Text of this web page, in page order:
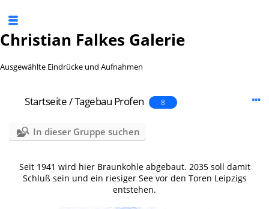
Christian Falkes Galerie
Ausgewählte Eindrücke und Aufnahmen
Startseite/Tagebau Profen 8
In dieser Gruppe suchen
Seit 1941 wird hier Braunkohle abgebaut. 2035 soll damit
Schluß sein und ein riesiger See vor den Toren Leipzigs
entstehen.